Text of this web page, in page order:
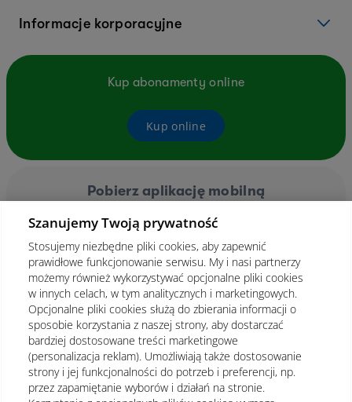
Informacje korporacyjne
Kup abonamenty online
Kup online
Pobierz aplikację mobilną
Szanujemy Twoją prywatność
Stosujemy niezbędne pliki cookies, aby zapewnić
prawidłowe funkcjonowanie serwisu. My i nasi partnerzy
możemy również wykorzystywać opcjonalne pliki cookies
w innych celach, w tym analitycznych i marketingowych.
Opcjonalne pliki cookies służą do zbierania informacji o
sposobie korzystania z naszej strony, aby dostarczać
bardziej dostosowane treści marketingowe
(personalizacja reklam). Umożliwiają także dostosowanie
strony i jej funkcjonalności do potrzeb i preferencji, np.
przez zapamiętanie wyborów i działań na stronie.